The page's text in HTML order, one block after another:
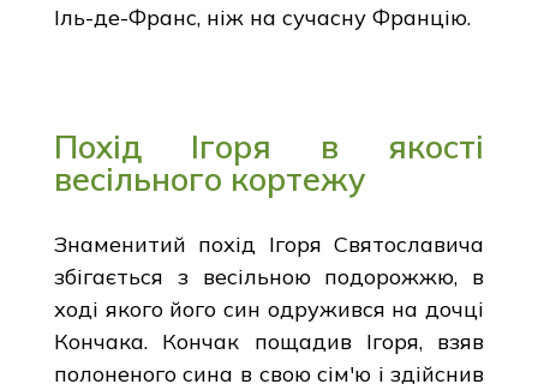
Іль-де-Франс, ніж на сучасну Францію.
Похід Ігоря в якості
весільного кортежу
Знаменитий похід Ігоря Святославича
збігається з весільною подорожжю, в
ході якого його син одружився на дочці
Кончака. Кончак пощадив Ігоря, взяв
полоненого сина в свою сім'ю і здійснив